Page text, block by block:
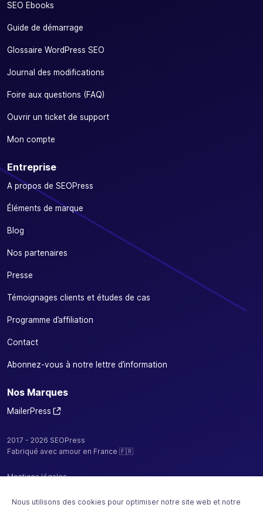
Nous utilisons des cookies pour optimiser notre site web et notre
SEO Ebooks
Guide de démarrage
Glossaire WordPress SEO
Journal des modifications
Foire aux questions (FAQ)
Ouvrir un ticket de support
Mon compte
Entreprise
A propos de SEOPress
Éléments de marque
Blog
Nos partenaires
Presse
Témoignages clients et études de cas
Programme d’affiliation
Contact
Abonnez-vous à notre lettre d’information
Nos Marques
MailerPress
2017 - 2026 SEOPress
Fabriqué avec amour en France 🇫🇷
Mentions légales
Politique de confidentialité / cookies